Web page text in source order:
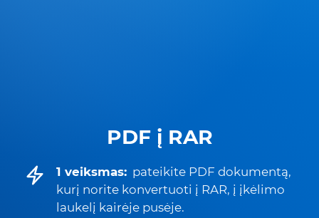
PDF į RAR
1 veiksmas: pateikite PDF dokumentą,
kurį norite konvertuoti į RAR, į įkėlimo
laukelį kairėje pusėje.